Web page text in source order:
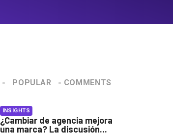
POPULAR COMMENTS
INSIGHTS
¿Cambiar de agencia mejora
una marca? La discusión...